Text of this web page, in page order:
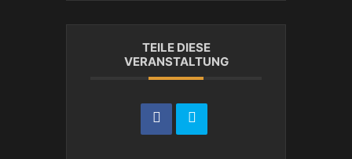
TEILE DIESE
VERANSTALTUNG